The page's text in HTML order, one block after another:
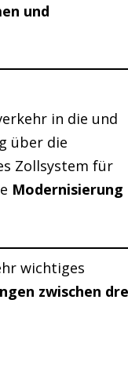
und
in die und
über die
Zollsystem für
Modernisierung
wichtiges
zwischen